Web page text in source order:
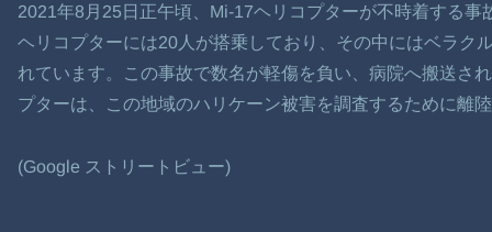
2021年8月25日正午頃、Mi-17ヘリコプターが不時着する事
ヘリコプターには20人が搭乗しており、その中にはベラク
れています。この事故で数名が軽傷を負い、病院へ搬送さ
プターは、この地域のハリケーン被害を調査するために離
(Google ストリートビュー)